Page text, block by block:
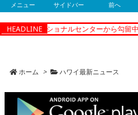
メニュー サイドバー 前へ
HEADLINE
ーコレクショナルセンターから勾留中
ホーム > ハワイ最新ニュース